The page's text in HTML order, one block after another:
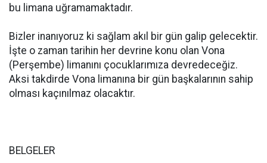
bu limana uğramamaktadır.
Bizler inanıyoruz ki sağlam akıl bir gün galip gelecektir.
İşte o zaman tarihin her devrine konu olan Vona
(Perşembe) limanını çocuklarımıza devredeceğiz.
Aksi takdirde Vona limanına bir gün başkalarının sahip
olması kaçınılmaz olacaktır.
BELGELER